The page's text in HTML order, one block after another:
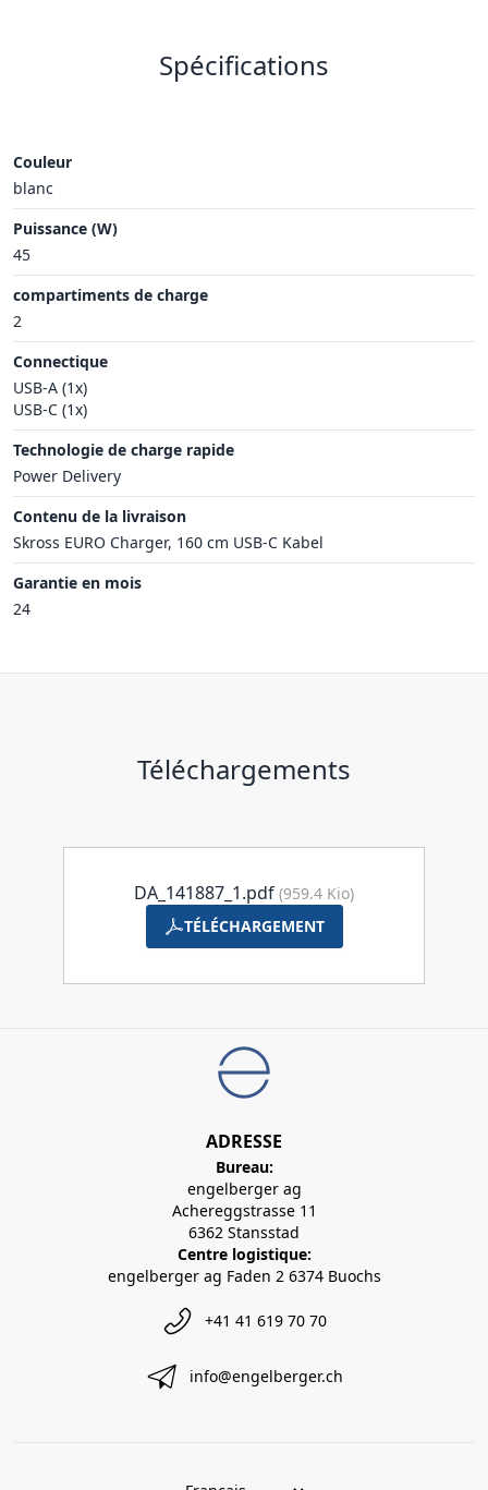
Spécifications
Couleur
blanc
Puissance (W)
45
compartiments de charge
2
Connectique
USB-A (1x)
USB-C (1x)
Technologie de charge rapide
Power Delivery
Contenu de la livraison
Skross EURO Charger, 160 cm USB-C Kabel
Garantie en mois
24
Téléchargements
DA_141887_1.pdf (959.4 Kio)
TÉLÉCHARGEMENT
ADRESSE
Bureau:
engelberger ag
Achereggstrasse 11
6362 Stansstad
Centre logistique:
engelberger ag Faden 2 6374 Buochs
+41 41 619 70 70
info@engelberger.ch